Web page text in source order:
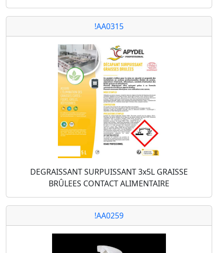
!AA0315
DEGRAISSANT SURPUISSANT 3x5L GRAISSE
BRÛLEES CONTACT ALIMENTAIRE
!AA0259